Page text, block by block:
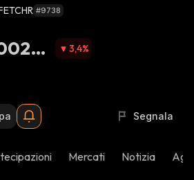
#9738
3,4%
Segnala
Mercati Notizia